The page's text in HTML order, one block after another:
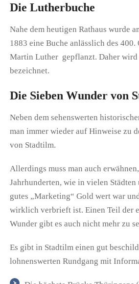
Die Lutherbuche
Nahe dem heutigen Rathaus wurde
1883 eine Buche anlässlich des 400.
Martin Luther gepflanzt. Daher wird
bezeichnet.
Die Sieben Wunder von
Neben dem sehenswerten
man immer wieder auf Hinweise zu
von Stadtilm.
Allerdings muss man auch
Jahrhunderten, wie in vielen Städten
gutes „Marketing“ Gold wert war
wirklich verbrieft ist. Einen Teil der
Wunder gibt es auch nicht mehr zu
Es gibt in Stadtilm einen gut
lohnenswerten Rundgang mit